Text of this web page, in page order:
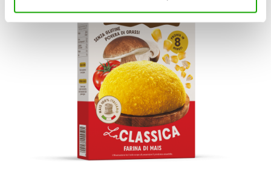
dispositivo ad eccezione di quelli necessari ai fini del
corretto funzionamento del sito.